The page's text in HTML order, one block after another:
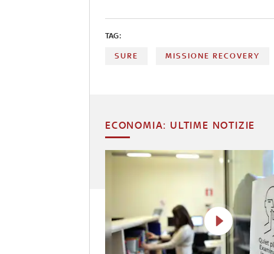
TAG:
SURE MISSIONE RECOVERY
ECONOMIA: ULTIME NOTIZIE